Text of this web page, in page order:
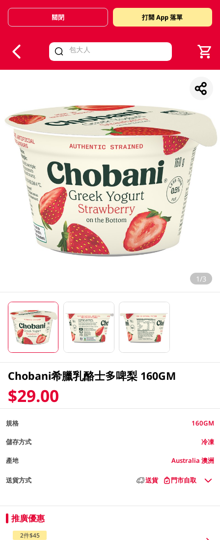
Valid Until 30 June 2026
關閉 打開 App 落單
1/3
Chobani希臘乳酪士多啤梨 160GM
$29.00
規格 160GM
儲存方式 冷凍
產地 Australia 澳洲
送貨方式 送貨 門市自取
推廣優惠
2件$45